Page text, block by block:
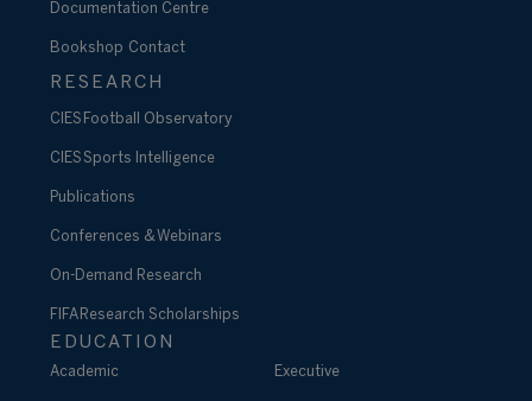
Documentation Centre
Bookshop Contact
RESEARCH
CIES Football Observatory
CIES Sports Intelligence
Publications
Conferences & Webinars
On-Demand Research
FIFA Research Scholarships
EDUCATION
Academic Executive